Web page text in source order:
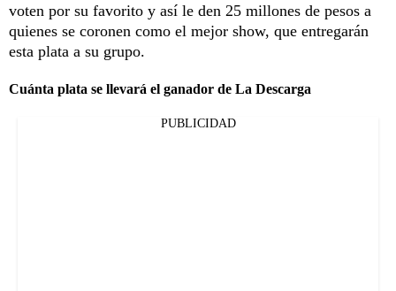
voten por su favorito y así le den 25 millones de pesos a
quienes se coronen como el mejor show, que entregarán
esta plata a su grupo.
Cuánta plata se llevará el ganador de La Descarga
PUBLICIDAD